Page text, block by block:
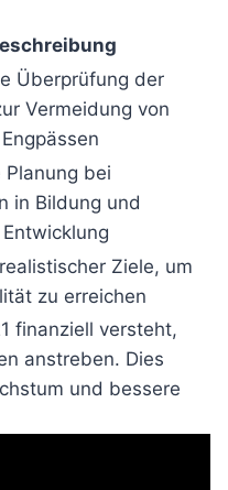
Überprüfung der
Vermeidung von
bei
in Bildung und
Ziele, um
zu erreichen
finanziell versteht,
anstreben. Dies
und bessere